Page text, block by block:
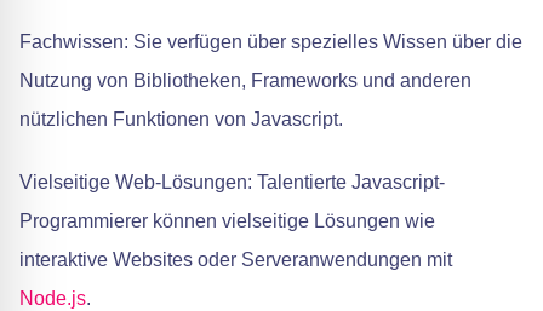
Fachwissen: Sie verfügen über spezielles Wissen über die
Nutzung von Bibliotheken, Frameworks und anderen
nützlichen Funktionen von Javascript.
Vielseitige Web-Lösungen: Talentierte Javascript-
Programmierer können vielseitige Lösungen wie
interaktive Websites oder Serveranwendungen mit
Node.js.